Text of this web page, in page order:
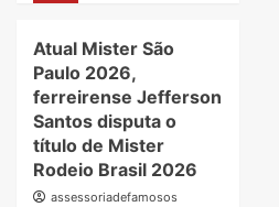
Atual Mister São
Paulo 2026,
ferreirense Jefferson
Santos disputa o
título de Mister
Rodeio Brasil 2026
assessoriadefamosos